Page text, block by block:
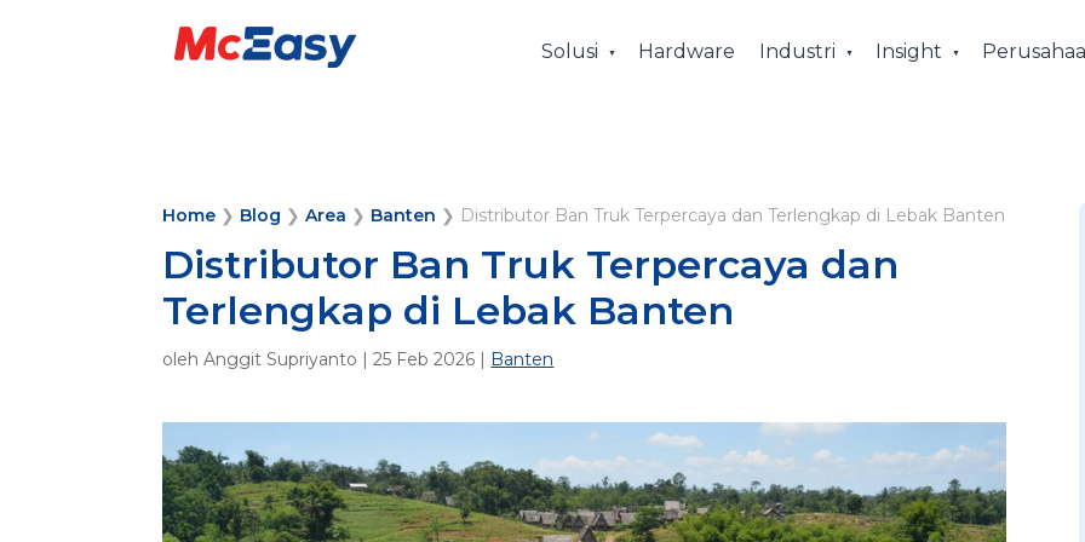
Solusi Hardware Industri Insight
Home ❯ Blog ❯Area ❯ Banten ❯ Distributor Ban Truk Terpercaya dan Terlengkap di Lebak Banten
Distributor Ban Truk Terpercaya dan
Terlengkap di Lebak Banten
olehAnggit Supriyanto |25 Feb 2026 | Banten